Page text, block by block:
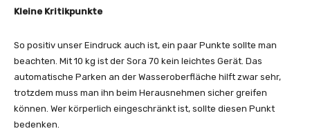
Kleine Kritikpunkte
So positiv unser Eindruck auch ist, ein paar Punkte sollte man
beachten. Mit 10 kg ist der Sora 70 kein leichtes Gerät. Das
automatische Parken an der Wasseroberfläche hilft zwar sehr,
trotzdem muss man ihn beim Herausnehmen sicher greifen
können. Wer körperlich eingeschränkt ist, sollte diesen Punkt
bedenken.